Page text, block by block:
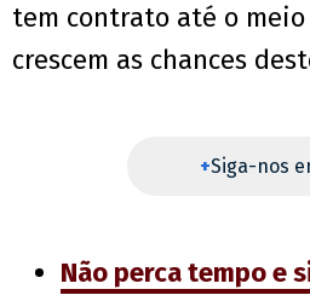
tem contrato até o
crescem as chances
+Siga-nos
Não perca tempo e